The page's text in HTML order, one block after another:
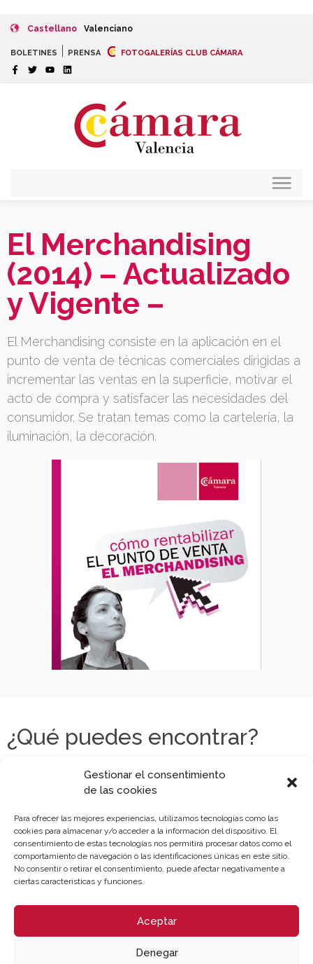
Gestionar el consentimiento
de las cookies
Para ofrecer las mejores experiencias, utilizamos tecnologías como las
cookies para almacenar y/o acceder a la información del dispositivo. El
consentimiento de estas tecnologías nos permitirá procesar datos como el
comportamiento de navegación o las identificaciones únicas en este sitio.
No consentir o retirar el consentimiento, puede afectar negativamente a
ciertas características y funciones.
Aceptar
Denegar
Castellano Valenciano
BOLETINES PRENSA FOTOGALERÍAS CLUB CÁMARA
El Merchandising
(2014) – Actualizado
y Vigente –
El Merchandising consiste en la aplicación en el
punto de venta de técnicas comerciales dirigidas a
incrementar las ventas en la superficie, motivar el
acto de compra y satisfacer las necesidades del
consumidor. Se tratan temas como la cartelería, la
iluminación, la decoración.
¿Qué puedes encontrar?